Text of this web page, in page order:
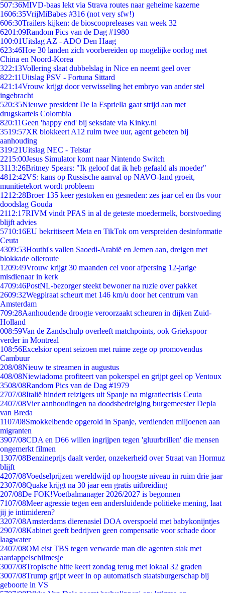
507:36MIVD-baas lekt via Strava routes naar geheime kazerne
1606:35VrijMiBabes #316 (not very sfw!)
606:30Trailers kijken: de bioscoopreleases van week 32
6201:09Random Pics van de Dag #1980
100:01Uitslag AZ - ADO Den Haag
623:46Hoe 30 landen zich voorbereiden op mogelijke oorlog met
China en Noord-Korea
322:13Vollering slaat dubbelslag in Nice en neemt geel over
822:11Uitslag PSV - Fortuna Sittard
421:14Vrouw krijgt door verwisseling het embryo van ander stel
ingebracht
520:35Nieuwe president De la Espriella gaat strijd aan met
drugskartels Colombia
820:11Geen 'happy end' bij seksdate via Kinky.nl
3519:57XR blokkeert A12 ruim twee uur, agent gebeten bij
aanhouding
319:21Uitslag NEC - Telstar
2215:00Jesus Simulator komt naar Nintendo Switch
3113:26Britney Spears: "Ik geloof dat ik heb gefaald als moeder"
4812:42VS: kans op Russische aanval op NAVO-land groeit,
munitietekort wordt probleem
1212:28Broer 135 keer gestoken en gesneden: zes jaar cel en tbs voor
doodslag Gouda
2112:17RIVM vindt PFAS in al de geteste moedermelk, borstvoeding
blijft advies
5710:16EU bekritiseert Meta en TikTok om verspreiden desinformatie
Ceuta
4309:53Houthi's vallen Saoedi-Arabië en Jemen aan, dreigen met
blokkade olieroute
1209:49Vrouw krijgt 30 maanden cel voor afpersing 12-jarige
misdienaar in kerk
4709:46PostNL-bezorger steekt bewoner na ruzie over pakket
2609:32Wegpiraat scheurt met 146 km/u door het centrum van
Amsterdam
709:28Aanhoudende droogte veroorzaakt scheuren in dijken Zuid-
Holland
008:59Van de Zandschulp overleeft matchpoints, ook Griekspoor
verder in Montreal
108:56Excelsior opent seizoen met ruime zege op promovendus
Cambuur
208/08Nieuw te streamen in augustus
408/08Niewiadoma profiteert van pokerspel en grijpt geel op Ventoux
3508/08Random Pics van de Dag #1979
2707/08Italië hindert reizigers uit Spanje na migratiecrisis Ceuta
2407/08Vier aanhoudingen na doodsbedreiging burgemeester Depla
van Breda
1107/08Smokkelbende opgerold in Spanje, verdienden miljoenen aan
migranten
3907/08CDA en D66 willen ingrijpen tegen 'gluurbrillen' die mensen
ongemerkt filmen
1307/08Benzineprijs daalt verder, onzekerheid over Straat van Hormuz
blijft
4207/08Voedselprijzen wereldwijd op hoogste niveau in ruim drie jaar
2307/08Quake krijgt na 30 jaar een gratis uitbreiding
207/08De FOK!Voetbalmanager 2026/2027 is begonnen
7107/08Meer agressie tegen een andersluidende politieke mening, laat
jij je intimideren?
3207/08Amsterdams dierenasiel DOA overspoeld met babykonijntjes
2907/08Kabinet geeft bedrijven geen compensatie voor schade door
laagwater
2407/08OM eist TBS tegen verwarde man die agenten stak met
aardappelschilmesje
3007/08Tropische hitte keert zondag terug met lokaal 32 graden
3007/08Trump grijpt weer in op automatisch staatsburgerschap bij
geboorte in VS